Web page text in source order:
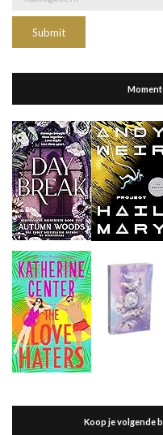
Koop je volgende